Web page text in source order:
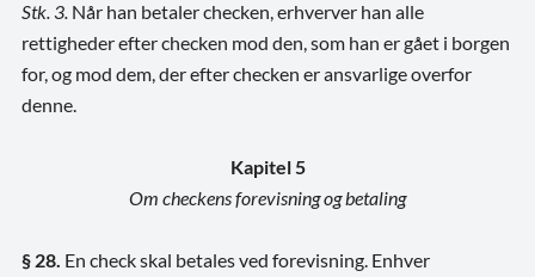
Stk. 3. Når han betaler checken, erhverver han alle
rettigheder efter checken mod den, som han er gået i borgen
for, og mod dem, der efter checken er ansvarlige overfor
denne.
Kapitel 5
Om checkens forevisning og betaling
§ 28. En check skal betales ved forevisning. Enhver